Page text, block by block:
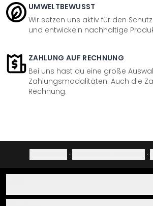
UMWELTBEWUSST
Wir setzen uns aktiv für den
und entwickeln nachhaltige
ZAHLUNG AUF RECHNUNG
Bei uns hast du eine große
Zahlungsmodalitäten. Auch die
Rechnung.
· ·